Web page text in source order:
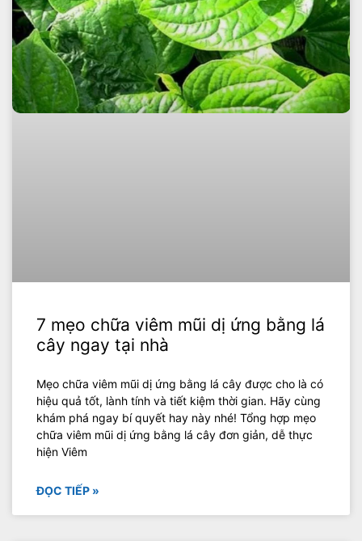
7 mẹo chữa viêm mũi dị ứng bằng lá
cây ngay tại nhà
Mẹo chữa viêm mũi dị ứng bằng lá cây được cho là có
hiệu quả tốt, lành tính và tiết kiệm thời gian. Hãy cùng
khám phá ngay bí quyết hay này nhé! Tổng hợp mẹo
chữa viêm mũi dị ứng bằng lá cây đơn giản, dễ thực
hiện Viêm
ĐỌC TIẾP »